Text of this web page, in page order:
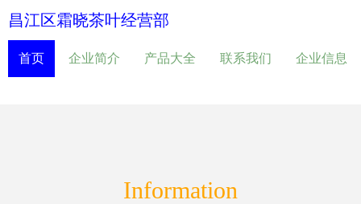
昌江区霜晓茶叶经营部
首页 企业简介 产品大全 联系我们 企业信息
Information